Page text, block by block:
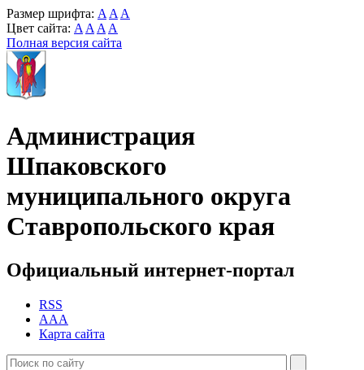
Размер шрифта: A A A
Цвет сайта: A A A A
Полная версия сайта
Администрация
Шпаковского
муниципального округа
Ставропольского края
Официальный интернет-портал
RSS
AAA
Карта сайта